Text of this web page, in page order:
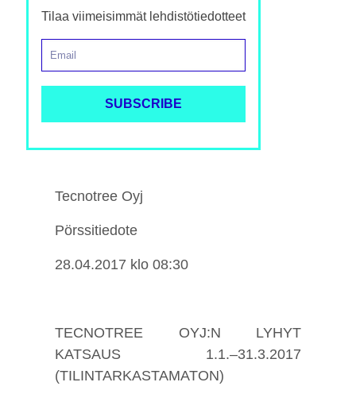
Tilaa viimeisimmät lehdistötiedotteet
Tecnotree Oyj
Pörssitiedote
28.04.2017 klo 08:30
TECNOTREE OYJ:N LYHYT
KATSAUS 1.1.–31.3.2017
(TILINTARKASTAMATON)